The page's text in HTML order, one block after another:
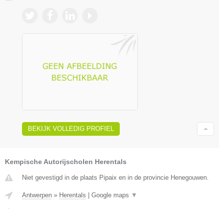
BEKIJK VOLLEDIG PROFIEL
Kempische Autorijscholen Herentals
Niet gevestigd in de plaats Pipaix en in de provincie Henegouwen.
Antwerpen » Herentals Google maps ▼